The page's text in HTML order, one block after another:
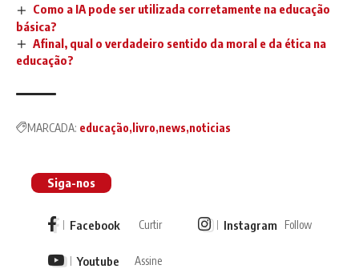
Como a IA pode ser utilizada corretamente na educação
básica?
Afinal, qual o verdadeiro sentido da moral e da ética na
educação?
MARCADA: educação livro news noticias
Siga-nos
Facebook Curtir Instagram Follow
Youtube Assine